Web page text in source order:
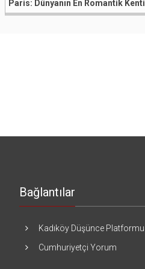
Paris: Dünyanın En Romantik Kenti
Bağlantılar
Kadıköy Düşünce Platformu
Cumhuriyetçi Yorum